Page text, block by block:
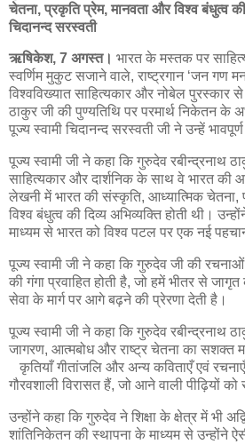
चेतना, प्रकृति प्रेम, मानवता और विश्व बंधुत्व की
चिदानन्द सरस्वती
ऋषिकेश, 7 अगस्त। भारत के मस्तक पर
स्वर्णिम मुकुट सजाने वाले, राष्ट्रगान ‘जन गण
विश्वविख्यात साहित्यकार और नोबेल पुरस्कार
ठाकुर जी की पुण्यतिथि पर परमार्थ निकेतन के
पूज्य स्वामी चिदानन्द सरस्वती जी ने उन्हें
पूज्य स्वामी जी ने कहा कि गुरुदेव रबीन्द्रनाथ
साहित्यकार और दार्शनिक के साथ वे भारत
लेखनी में भारत की संस्कृति, आध्यात्मिक चेतना,
विश्व बंधुत्व की दिव्य अभिव्यक्ति होती थी।
माध्यम से भारत को विश्व पटल पर एक नई
पूज्य स्वामी जी ने कहा कि गुरुदेव जी की
की गंगा प्रवाहित होती है, जो हमें भीतर से
सेवा के मार्ग पर आगे बढ़ने की प्रेरणा देती है।
पूज्य स्वामी जी ने कहा कि गुरुदेव रबीन्द्रनाथ
जागरण, आत्मबोध और राष्ट्र चेतना का सशक्त
कृतियाँ गीतांजलि और अन्य कविताएँ एवं रचनाएँ
गौरवशाली विरासत हैं, जो आने वाली पीढ़ियों को
उन्होंने कहा कि गुरुदेव ने शिक्षा के क्षेत्र में भी
शांतिनिकेतन की स्थापना के माध्यम से उन्होंने